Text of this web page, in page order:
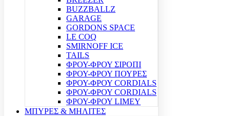
BUZZBALLZ
GARAGE
GORDONS SPACE
LE COQ
SMIRNOFF ICE
TAILS
ΦΡΟΥ-ΦΡΟΥ ΣΙΡΟΠΙ
ΦΡΟΥ-ΦΡΟΥ ΠΟΥΡΕΣ
ΦΡΟΥ-ΦΡΟΥ CORDIALS
ΦΡΟΥ-ΦΡΟΥ CORDIALS
ΦΡΟΥ-ΦΡΟΥ LIMEY
ΜΠΥΡΕΣ & ΜΗΛΙΤΕΣ